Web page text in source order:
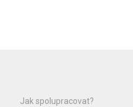
Jak spolupracovat?